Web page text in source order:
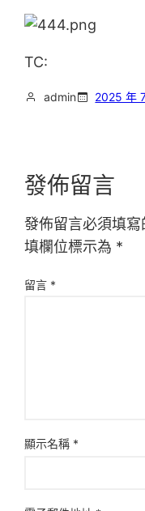
TC:
admin 2025 年
發佈留言
發佈留言必須填寫
填欄位標示為 *
留言 *
顯示名稱 *